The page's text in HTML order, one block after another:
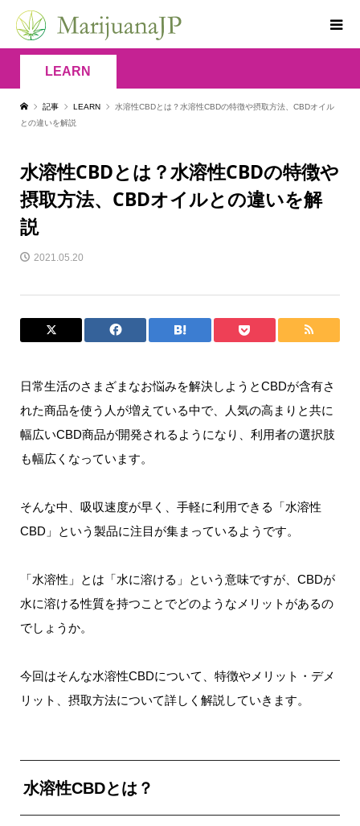
LEARN
記事 LEARN
水溶性CBDとは？水溶性CBDの特徴や摂取方法、CBDオイル
との違いを解説
水溶性CBDとは？水溶性CBDの特徴や
摂取方法、CBDオイルとの違いを解
説
2021.05.20
日常生活のさまざまなお悩みを解決しようとCBDが含有さ
れた商品を使う人が増えている中で、人気の高まりと共に
幅広いCBD商品が開発されるようになり、利用者の選択肢
も幅広くなっています。
そんな中、吸収速度が早く、手軽に利用できる「水溶性
CBD」という製品に注目が集まっているようです。
「水溶性」とは「水に溶ける」という意味ですが、CBDが
水に溶ける性質を持つことでどのようなメリットがあるの
でしょうか。
今回はそんな水溶性CBDについて、特徴やメリット・デメ
リット、摂取方法について詳しく解説していきます。
水溶性CBDとは？